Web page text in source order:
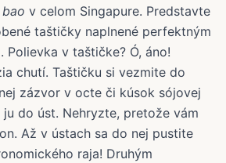
v celom Singapure. Predstavte
taštičky naplnené perfektným
Polievka v taštičke? Ó, áno!
chutí. Taštičku si vezmite do
zázvor v octe či kúsok sójovej
do úst. Nehryzte, pretože vám
Až v ústach sa do nej pustite
raja! Druhým